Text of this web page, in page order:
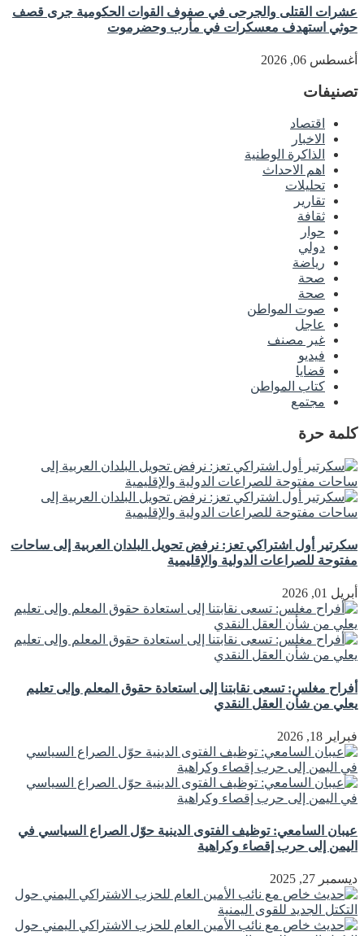
عشرات القتلى والجرحى في صفوف القوات الحكومية جرى قصف
حوثي استهدف معسكرات في مأرب وحضرموت
أغسطس 06, 2026
تصنيفات
اقتصاد
الاخبار
الذاكرة الوطنية
اهم الاحداث
تحليلات
تقارير
ثقافة
حوار
دولي
رياضة
صحة
صحة
صوت المواطن
عاجل
غير مصنف
فيديو
قضايا
كتاب المواطن
مجتمع
كلمة حرة
سكرتير أول اشتراكي تعز: نرفض تحويل البلدان العربية إلى ساحات
مفتوحة للصراعات الدولية والإقليمية
أبريل 01, 2026
أفراح مغلس: تسعى نقابتنا إلى استعادة حقوق المعلم وإلى تعليم
يعلي من شأن العقل النقدي
فبراير 18, 2026
عيبان السامعي: توظيف الفتوى الدينية حوّل الصراع السياسي في
اليمن إلى حرب إقصاء وكراهية
ديسمبر 27, 2025